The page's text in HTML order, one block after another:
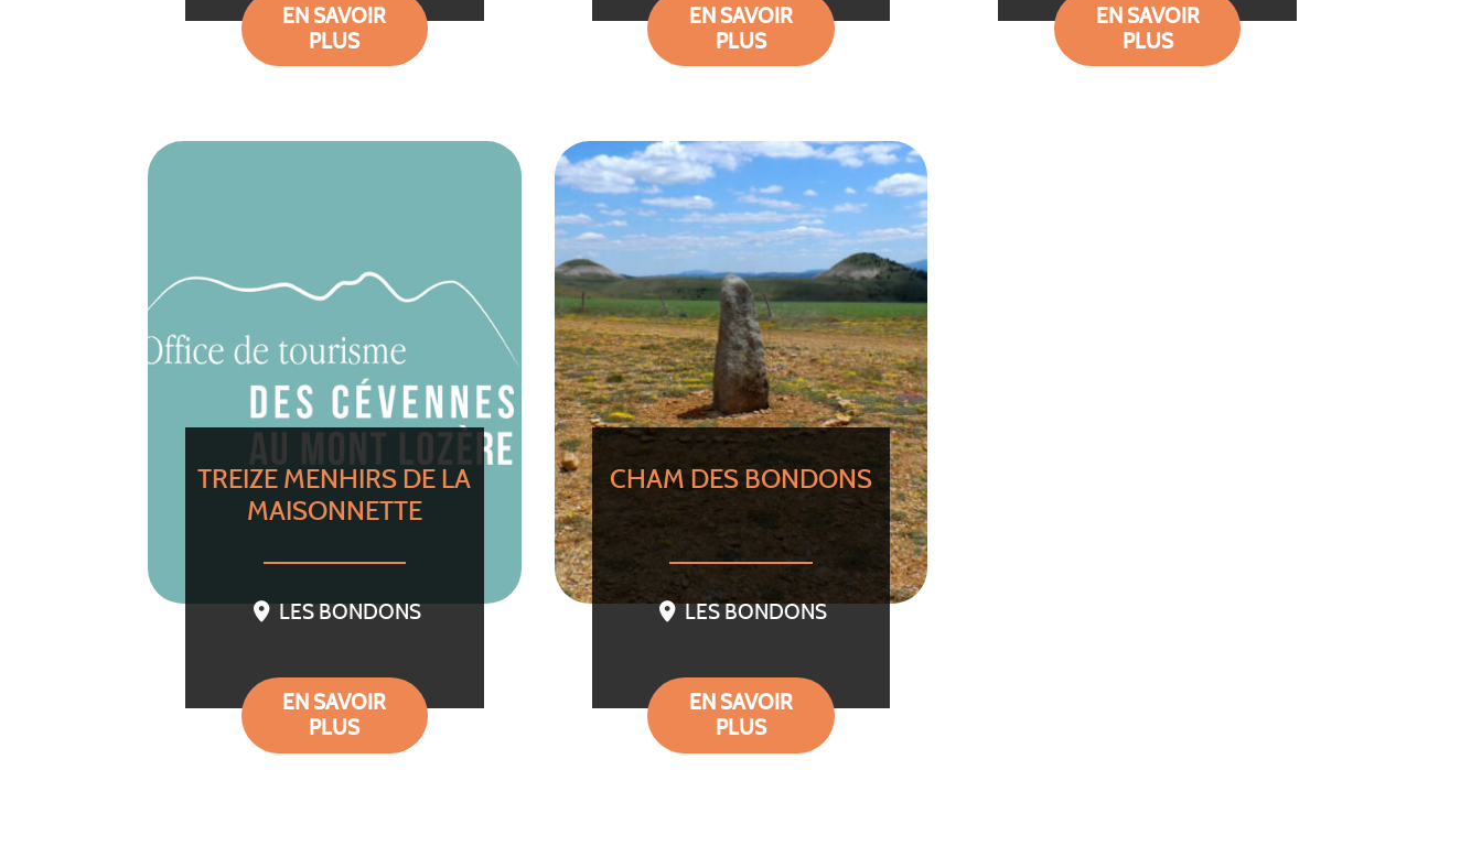
EN SAVOIR
PLUS
EN SAVOIR
PLUS
EN SAVOIR
PLUS
TREIZE MENHIRS DE LA
MAISONNETTE
LES BONDONS
EN SAVOIR
PLUS
CHAM DES BONDONS
LES BONDONS
EN SAVOIR
PLUS